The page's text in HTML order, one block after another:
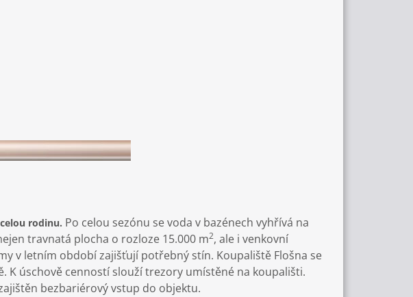
rodinu. Po celou sezónu se voda v bazénech vyhřívá na
travnatá plocha o rozloze 15.000 m2, ale i venkovní
v letním období zajišťují potřebný stín. Koupaliště Flošna se
K úschově cenností slouží trezory umístěné na koupališti.
bezbariérový vstup do objektu.